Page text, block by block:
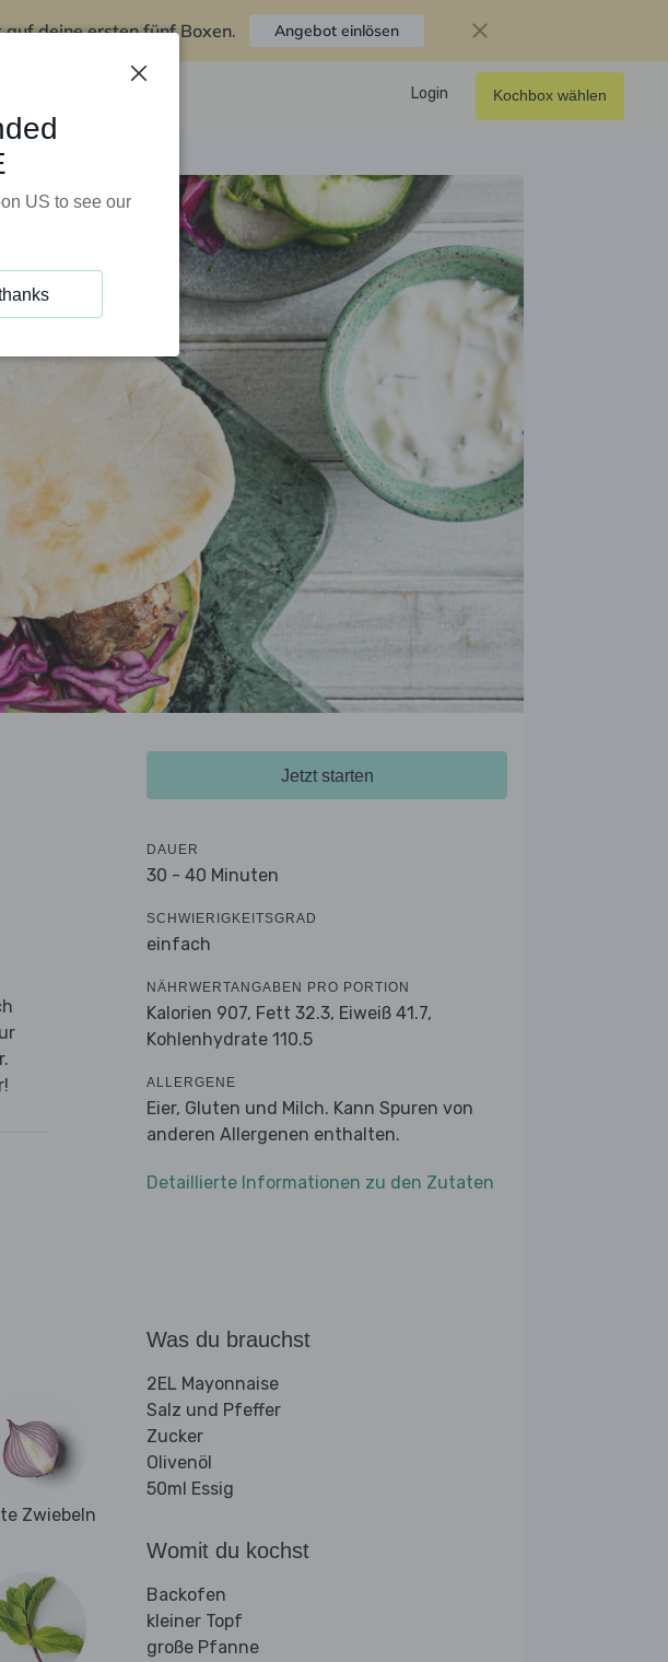
deine ersten fünf Boxen. Angebot einlösen
Login Kochbox wählen
Jetzt starten
DAUER
30 - 40 Minuten
SCHWIERIGKEITSGRAD
einfach
NÄHRWERTANGABEN PRO PORTION
Kalorien 907, Fett 32.3, Eiweiß 41.7,
Kohlenhydrate 110.5
ALLERGENE
Eier, Gluten und Milch. Kann Spuren von
anderen Allergenen enthalten.
Detaillierte Informationen zu den Zutaten
Zwiebeln
Was du brauchst
2EL Mayonnaise
Salz und Pfeffer
Zucker
Olivenöl
50ml Essig
Womit du kochst
Backofen
kleiner Topf
große Pfanne
US to see our